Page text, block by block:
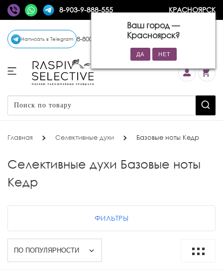
8-903-9-888-555 КРАСНОЯРСК
Ваш город —
Красноярск?
Написать в Telegram 8-800-770-72-34 (бесплатно)
Главная Селективные духи Базовые ноты Кедр
Селективные духи Базовые ноты
Кедр
ФИЛЬТРЫ